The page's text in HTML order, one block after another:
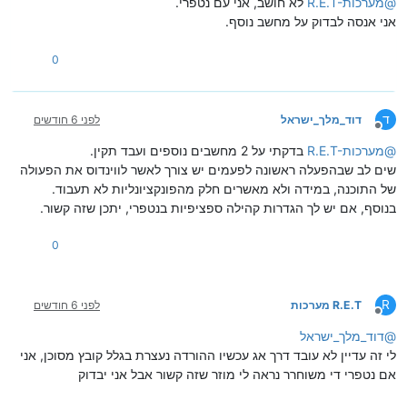
אני אנסה לבדוק על מחשב נוסף.
0
ד
מנותק
דוד_מלך_ישראל לפני 6 חודשים
@R.E.T-מערכות
בדקתי על 2 מחשבים נוספים ועבד תקין.
שים לב שבהפעלה ראשונה לפעמים יש צורך לאשר לווינדוס את הפעולה
של התוכנה, במידה ולא מאשרים חלק מהפונקציונליות לא תעבוד.
בנוסף, אם יש לך הגדרות קהילה ספציפיות בנטפרי, יתכן שזה קשור.
0
R
מנותק
R.E.T מערכות לפני 6 חודשים
@דוד_מלך_ישראל
לי זה עדיין לא עובד דרך אג עכשיו ההורדה נעצרת בגלל קובץ מסוכן, אני
אם נטפרי די משוחרר נראה לי מוזר שזה קשור אבל אני יבדוק